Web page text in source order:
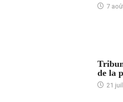
7
de la
21